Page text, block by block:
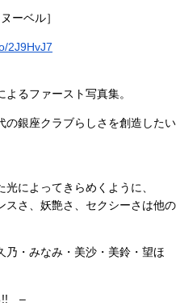
ーベル］
2J9HvJ7
るファースト写真集。
の銀座クラブらしさを創造したい
によってきらめくように、
スさ、妖艶さ、セクシーさは他の
乃・みなみ・美沙・美鈴・望ほ
!! –